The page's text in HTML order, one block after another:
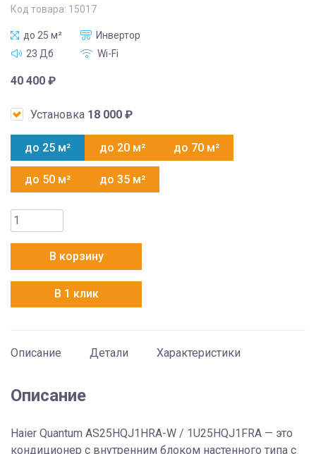
Код товара: 15017
до 25 м²
Инвертор
23 Дб
Wi-Fi
40 400 ₽
Установка 18 000 ₽
до 25 м² до 20 м² до 70 м²
до 50 м² до 35 м²
Количество
товара
AS25HQJ1HRA-
W
Inverter
В корзину
В 1 клик
Описание Детали Характеристики
Описание
Haier Quantum AS25HQJ1HRA-W / 1U25HQJ1FRA — это
кондиционер с внутренним блоком настенного типа с